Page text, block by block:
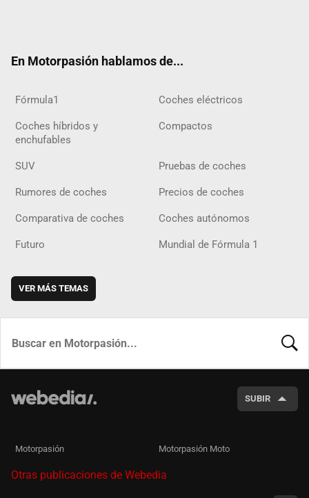
En Motorpasión hablamos de...
Fórmula1 Coches eléctricos
Coches híbridos y
enchufables
Compactos
SUV Pruebas de coches
Rumores de coches Precios de coches
Comparativa de coches Coches autónomos
Futuro Mundial de Fórmula 1
VER MÁS TEMAS
SUBIR
Motorpasión Motorpasión Moto
Otras publicaciones de Webedia